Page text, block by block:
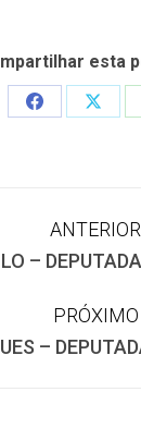
esta
Share
Share
ANTERIOR
Post
–
PRÓXIMO
–